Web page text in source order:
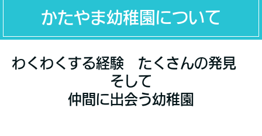
かたやま幼稚園について
わくわくする経験 たくさんの発見
そして
仲間に出会う幼稚園